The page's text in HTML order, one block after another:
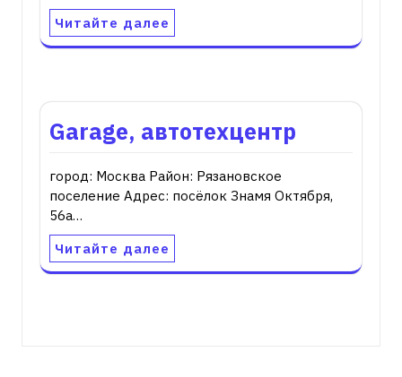
Читайте далее
Garage, автотехцентр
город: Москва Район: Рязановское
поселение Адрес: посёлок Знамя Октября,
56а…
Читайте далее